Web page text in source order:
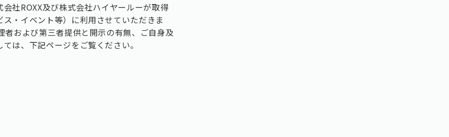
社ROXX及び株式会社ハイヤールーが取得
・イベント等）に利用させていただきま
および第三者提供と開示の有無、ご自身及
は、下記ページをご覧ください。